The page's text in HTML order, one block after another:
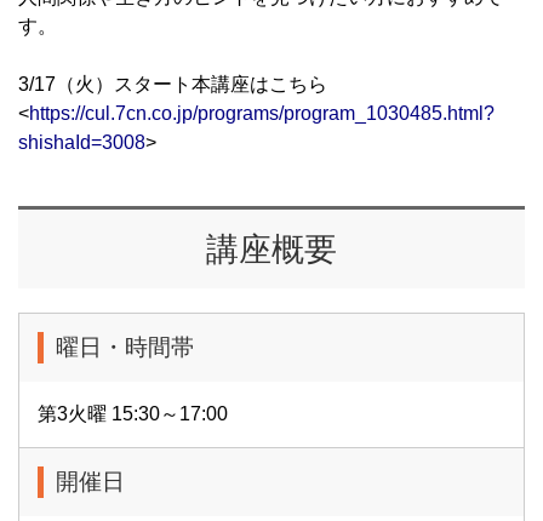
す。
3/17（火）スタート本講座はこちら
<https://cul.7cn.co.jp/programs/program_1030485.html?
shishaId=3008>
講座概要
曜日・時間帯
第3火曜 15:30～17:00
開催日